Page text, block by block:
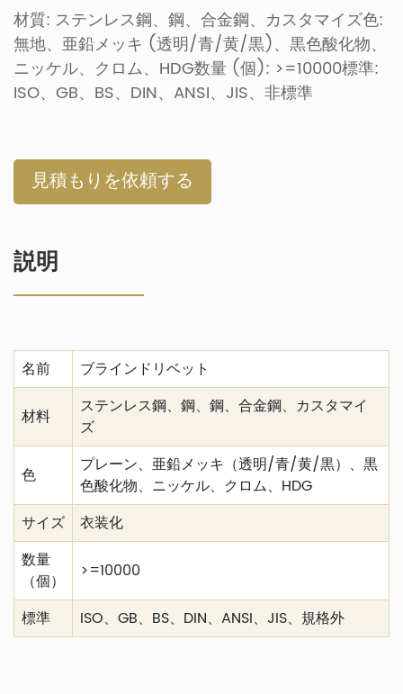
材質: ステンレス鋼、鋼、合金鋼、カスタマイズ色:
無地、亜鉛メッキ (透明/青/黄/黒)、黒色酸化物、
ニッケル、クロム、HDG数量 (個): >=10000標準:
ISO、GB、BS、DIN、ANSI、JIS、非標準
見積もりを依頼する
説明
名前 ブラインドリベット
材料
ステンレス鋼、鋼、鋼、合金鋼、カスタマイ
ズ
色
プレーン、亜鉛メッキ（透明/青/黄/黒）、黒
色酸化物、ニッケル、クロム、HDG
サイズ
衣装化
数量
（個）
>=10000
標準 ISO、GB、BS、DIN、ANSI、JIS、規格外